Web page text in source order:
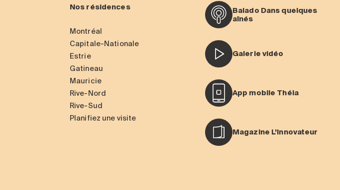
Nos résidences
Montréal
Capitale-Nationale
Estrie
Gatineau
Mauricie
Rive-Nord
Rive-Sud
Planifiez une visite
Balado Dans quelques
aînés
Galerie vidéo
App mobile Théia
Magazine L’Innovateur